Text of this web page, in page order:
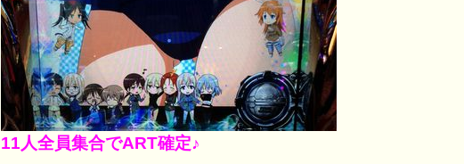
11人全員集合でART確定♪